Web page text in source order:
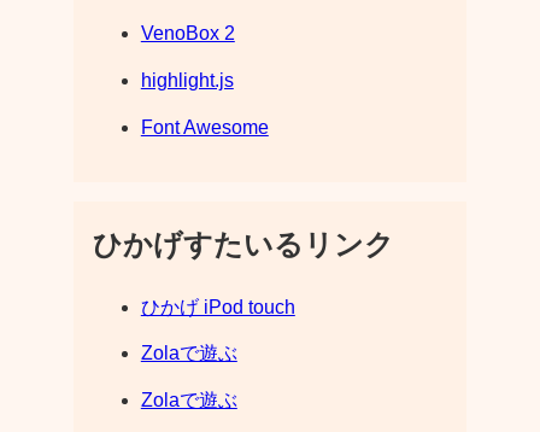
VenoBox 2
highlight.js
Font Awesome
ひかげすたいるリンク
ひかげ iPod touch
Zolaで遊ぶ
Zolaで遊ぶ